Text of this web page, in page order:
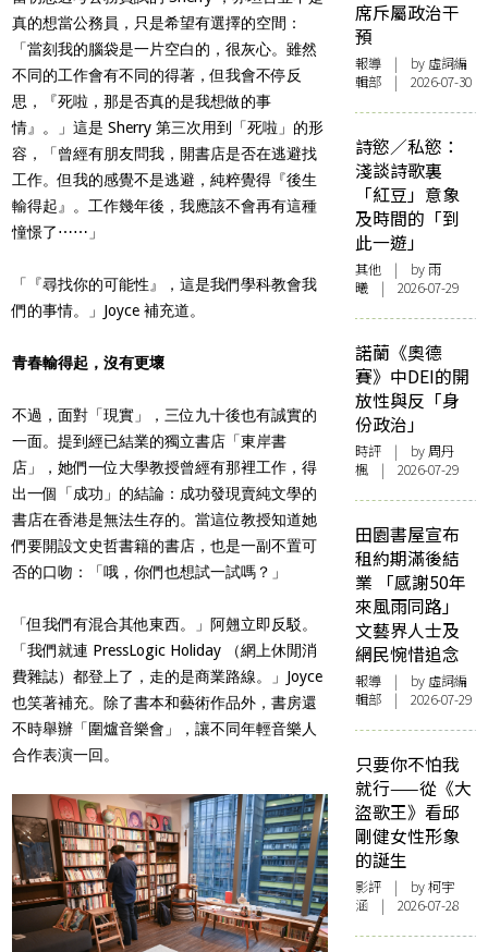
真的想當公務員，只是希望有選擇的空間：
「當刻我的腦袋是一片空白的，很灰心。雖然
不同的工作會有不同的得著，但我會不停反
思，『死啦，那是否真的是我想做的事
情』。」這是 Sherry 第三次用到「死啦」的形
容，「曾經有朋友問我，開書店是否在逃避找
工作。但我的感覺不是逃避，純粹覺得『後生
輸得起』。工作幾年後，我應該不會再有這種
憧憬了⋯⋯」
「『尋找你的可能性』，這是我們學科教會我
們的事情。」Joyce 補充道。
青春輸得起，沒有更壞
不過，面對「現實」，三位九十後也有誠實的
一面。提到經已結業的獨立書店「東岸書
店」，她們一位大學教授曾經有那裡工作，得
出一個「成功」的結論：成功發現賣純文學的
書店在香港是無法生存的。當這位教授知道她
們要開設文史哲書籍的書店，也是一副不置可
否的口吻：「哦，你們也想試一試嗎？」
「但我們有混合其他東西。」阿翹立即反駁。
「我們就連 PressLogic Holiday （網上休閒消
費雜誌）都登上了，走的是商業路線。」Joyce
也笑著補充。除了書本和藝術作品外，書房還
不時舉辦「圍爐音樂會」，讓不同年輕音樂人
合作表演一回。
席斥屬政治干
預
報導 | by 虛詞編
輯部 | 2026-07-30
詩慾／私慾：
淺談詩歌裏
「紅豆」意象
及時間的「到
此一遊」
其他 | by 雨
曦 | 2026-07-29
諾蘭《奧德
賽》中DEI的開
放性與反「身
份政治」
時評 | by周丹
楓 | 2026-07-29
田園書屋宣布
租約期滿後結
業 「感謝50年
來風雨同路」
文藝界人士及
網民惋惜追念
報導 | by 虛詞編
輯部 | 2026-07-29
只要你不怕我
就行——從《大
盜歌王》看邱
剛健女性形象
的誕生
影評 | by 柯宇
涵 | 2026-07-28